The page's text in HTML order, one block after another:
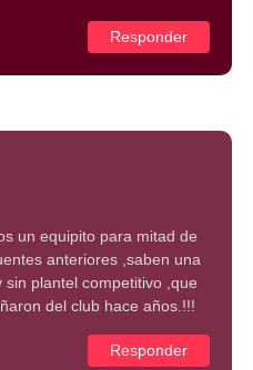
Responder
un equipito para mitad de
anteriores ,saben una
plantel competitivo ,que
del club hace años.!!!
Responder